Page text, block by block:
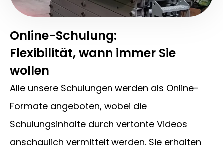
Online-Schulung:
Flexibilität, wann immer Sie
wollen
Alle unsere Schulungen werden als Online-
Formate angeboten, wobei die
Schulungsinhalte durch vertonte Videos
anschaulich vermittelt werden. Sie erhalten